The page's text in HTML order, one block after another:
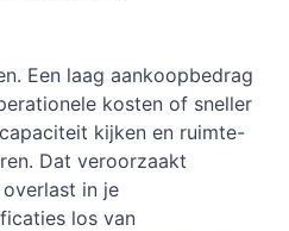
Een laag aankoopbedrag
kosten of sneller
kijken en ruimte-
Dat veroorzaakt
in je
los van